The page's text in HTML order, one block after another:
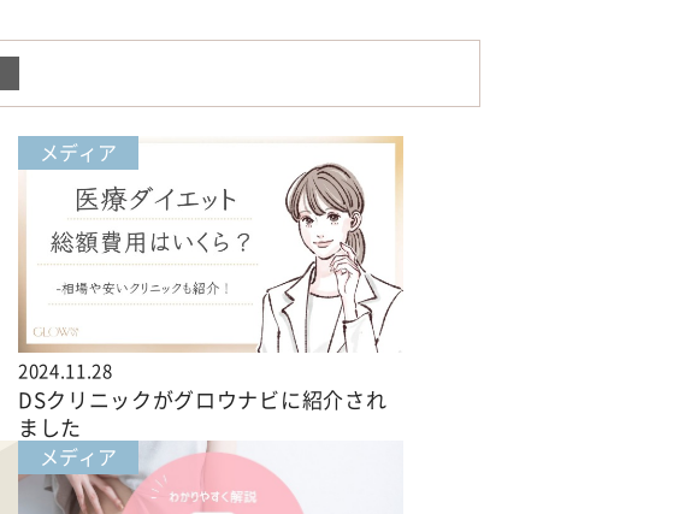
メディア
2024.11.28
DSクリニックがグロウナビに紹介され
ました
メディア